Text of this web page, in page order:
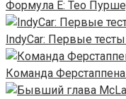
Формула E: Тео
IndyCar: Первые
Команда